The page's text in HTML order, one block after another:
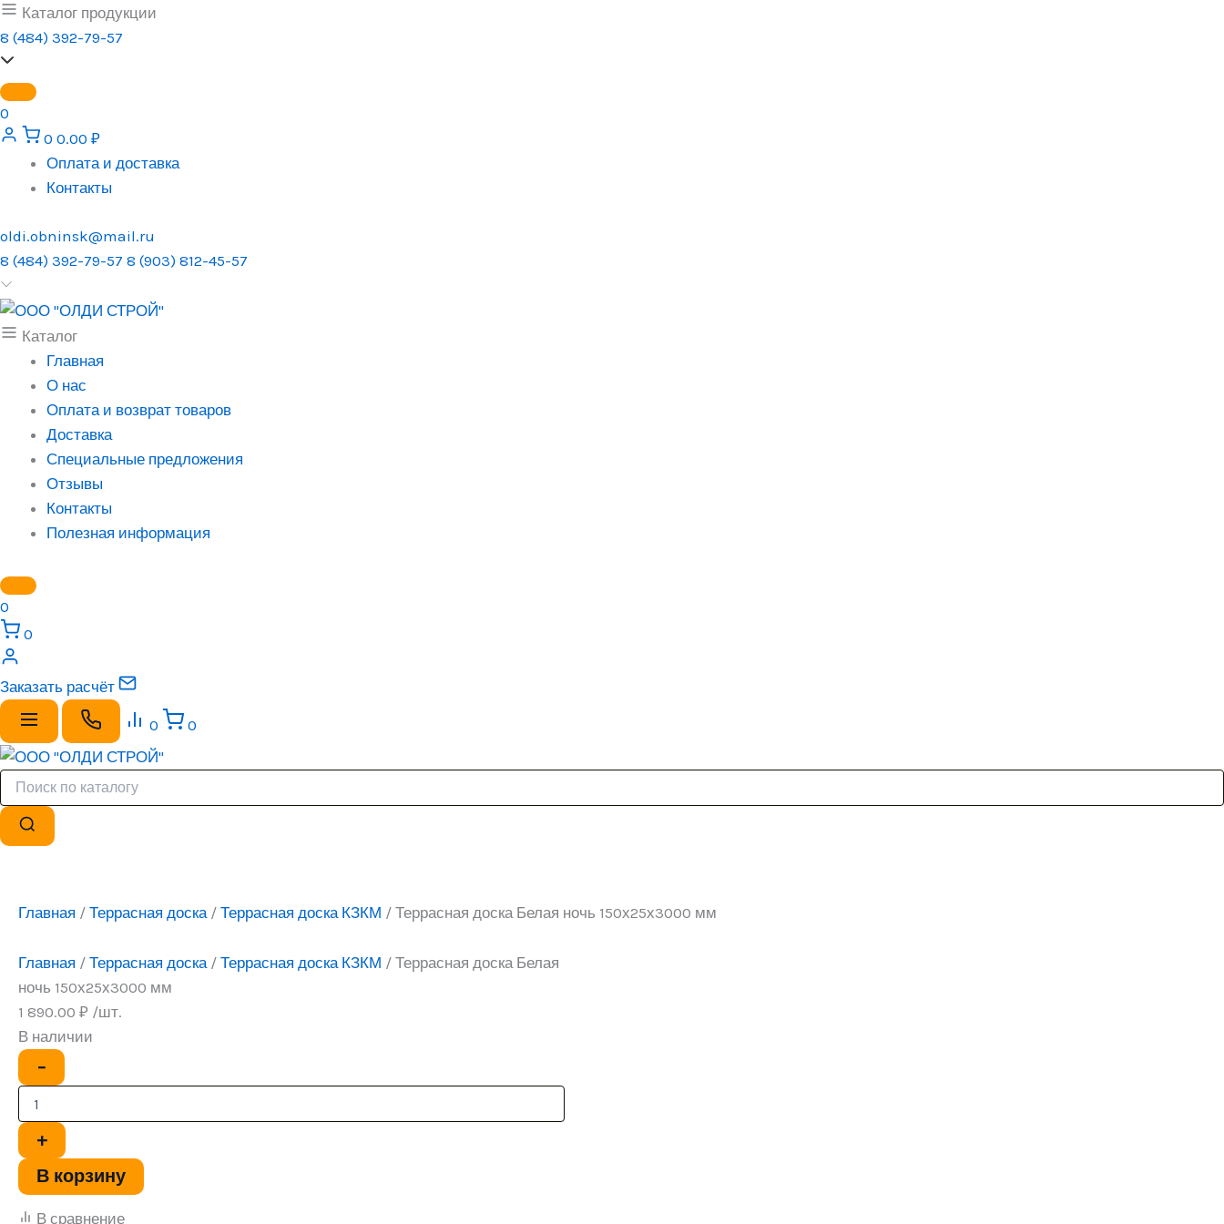
Перейти
к
содержимому
Каталог продукции
8 (484) 392-79-57
0
0 0.00 ₽
Оплата и доставка
Контакты
oldi.obninsk@mail.ru
8 (484) 392-79-57 8 (903) 812-45-57
Каталог
Главная
О нас
Оплата и возврат товаров
Доставка
Специальные предложения
Отзывы
Контакты
Полезная информация
0
0
Заказать расчёт
0 0
Главная / Террасная доска / Террасная доска КЗКМ / Террасная доска Белая ночь 150х25х3000 мм
Главная / Террасная доска/ Террасная доска КЗКМ / Террасная доска Белая
ночь 150х25х3000 мм
1 890.00 ₽ /шт.
В наличии
−
Количество
товара
Белая
ночь
150х25х3000
мм
+
В корзину
В сравнение